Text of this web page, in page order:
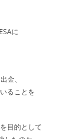
に
金、
ることを
目的として